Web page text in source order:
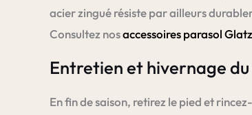
acier zingué résiste par ailleurs
Consultez nosaccessoires parasol Glatz
Entretien et hivernage
En fin de saison, retirez le pied et